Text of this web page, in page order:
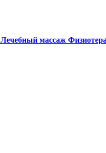
Лечебный массаж